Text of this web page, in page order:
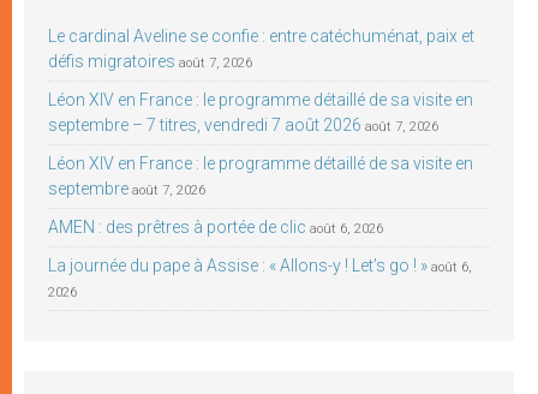
Le cardinal Aveline se confie : entre catéchuménat, paix et
défis migratoires août 7, 2026
Léon XIV en France : le programme détaillé de sa visite en
septembre – 7 titres, vendredi 7 août 2026 août 7, 2026
Léon XIV en France : le programme détaillé de sa visite en
septembre août 7, 2026
AMEN : des prêtres à portée de clic août 6, 2026
La journée du pape à Assise : « Allons-y ! Let’s go ! » août 6,
2026